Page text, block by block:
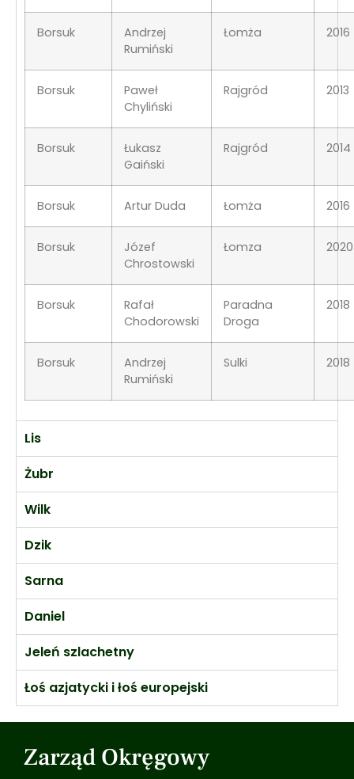
Borsuk
Andrzej
Rumiński
Łomża 2016
Borsuk
Paweł
Chyliński
Rajgród 2013
Borsuk
Łukasz
Gaiński
Rajgród 2014
Borsuk Artur Duda Łomża 2016
Borsuk
Józef
Chrostowski
Łomza 2020
Borsuk
Rafał
Chodorowski
Paradna
Droga
2018
Borsuk
Andrzej
Rumiński
Sulki 2018
Lis
Żubr
Wilk
Dzik
Sarna
Daniel
Jeleń szlachetny
Łoś azjatycki i łoś europejski
Zarząd Okręgowy